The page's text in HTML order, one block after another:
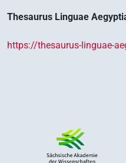
Thesaurus Linguae
https://thesaurus-linguae-